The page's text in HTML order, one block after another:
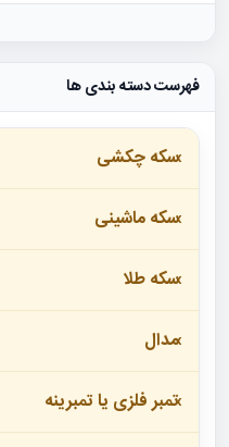
فهرست دسته بندی ها
سکه چکشی
سکه ماشینی
سکه طلا
مدال
تمبر فلزی یا تمبرینه